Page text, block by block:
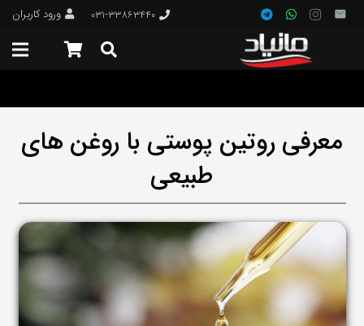
۰۳۱-۳۳۸۶۳۴۴۰ ورود کاربران
معرفی روتین پوستی با روغن های
طبیعی